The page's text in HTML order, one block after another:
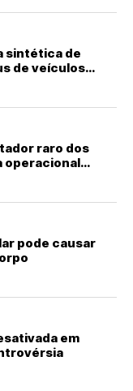
sintética de
de veículos
raro dos
operacional
pode causar
em